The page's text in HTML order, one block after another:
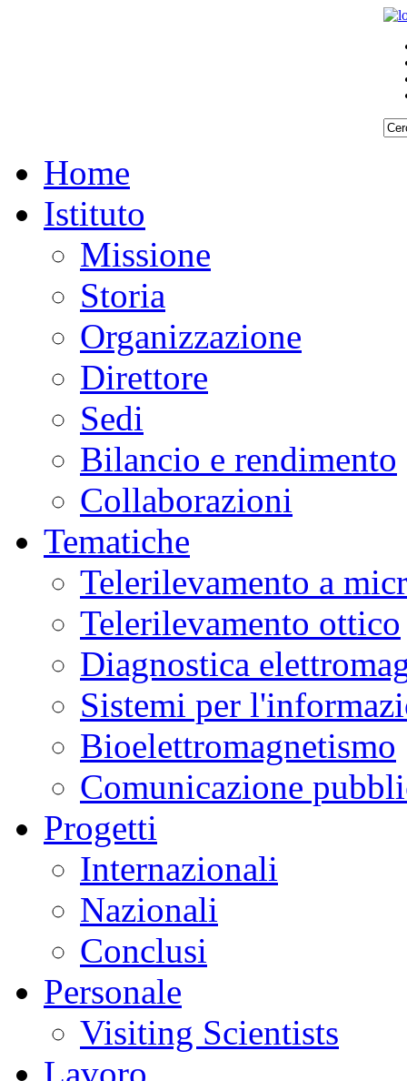
Home
Istituto
Missione
Storia
Organizzazione
Direttore
Sedi
Bilancio e rendimento
Collaborazioni
Tematiche
Telerilevamento a
Telerilevamento ottico
Diagnostica
Sistemi per
Bioelettromagnetismo
Comunicazione
Progetti
Internazionali
Nazionali
Conclusi
Personale
Visiting Scientists